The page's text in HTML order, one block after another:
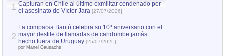
1 Capturan en Chile al último exmilitar condenado por
el asesinato de Víctor Jara [27/07/2026]
2
La comparsa Bantú celebra su 10º aniversario con el
mayor desfile de llamadas de candombe jamás
hecho fuera de Uruguay [25/07/2026]
por Manel Gausachs